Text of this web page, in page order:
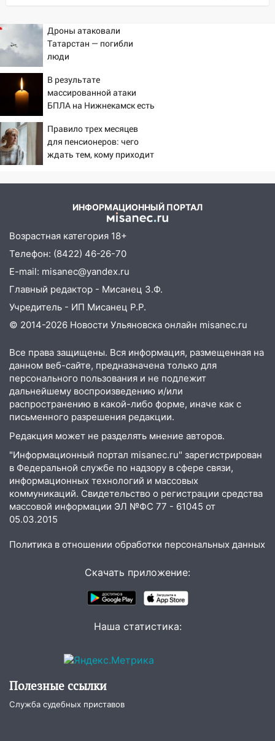
13:00
Ульяновске образовалось «море»
12:57
В Ульяновской области ожидается
крупный град
12:11
Где есть бензин в Ульяновске 9
августа: список АЗС
11:55
Соцсети: светофор упал на
машину во время сильного ливня в
Ульяновске
Прокуратура подвела итоги
09:18 Из-за ливня заблокировано
движение трамваев в Ульяновске
09:15 Ураган, изнасилование ребенка,
автоподставы и атака беспилотников:
важные итоги прошедшей недели в
Ульяновской области
08:20 В Ульяновске восстановили
трамвайную и троллейбусную
инфраструктуру после шторма
08:19 Внимание! В Цильнинском районе
пропал 67-летний мужчина
08:11
На Ульяновск снова надвигается
непогода
07:30 Евро-3 вместо Евро-5: что
означают классы бензина и можно ли
заливать «старое» топливо в
современные автомобили
области днем 9 августа
День, когда всё может
три знака получат шанс, который нельзя
08.08.2026
Волге перевернулась лодка
19:55 В Ульяновске упавшее дерево
заблокировало в машине двух женщин
Дроны атаковали
Татарстан — погибли
люди
В результате
массированной атаки
БПЛА на Нижнекамск есть
Правило трех месяцев
для пенсионеров: чего
ждать тем, кому приходит
ИНФОРМАЦИОННЫЙ ПОРТАЛ
Возрастная категория 18+
Телефон: (8422) 46-26-70
E-mail: misanec@yandex.ru
Главный редактор - Мисанец З.Ф.
Учредитель - ИП Мисанец Р.Р.
© 2014-2026 Новости Ульяновска онлайн misanec.ru
Все права защищены. Вся информация, размещенная на
данном веб-сайте, предназначена только для
персонального пользования и не подлежит
дальнейшему воспроизведению и/или
распространению в какой-либо форме, иначе как с
письменного разрешения редакции.
Редакция может не разделять мнение авторов.
"Информационный портал misanec.ru" зарегистрирован
в Федеральной службе по надзору в сфере связи,
информационных технологий и массовых
коммуникаций. Свидетельство о регистрации средства
массовой информации ЭЛ №ФС 77 - 61045 от
05.03.2015
Политика в отношении обработки персональных данных
Скачать приложение:
Наша статистика:
Полезные ссылки
Служба судебных приставов